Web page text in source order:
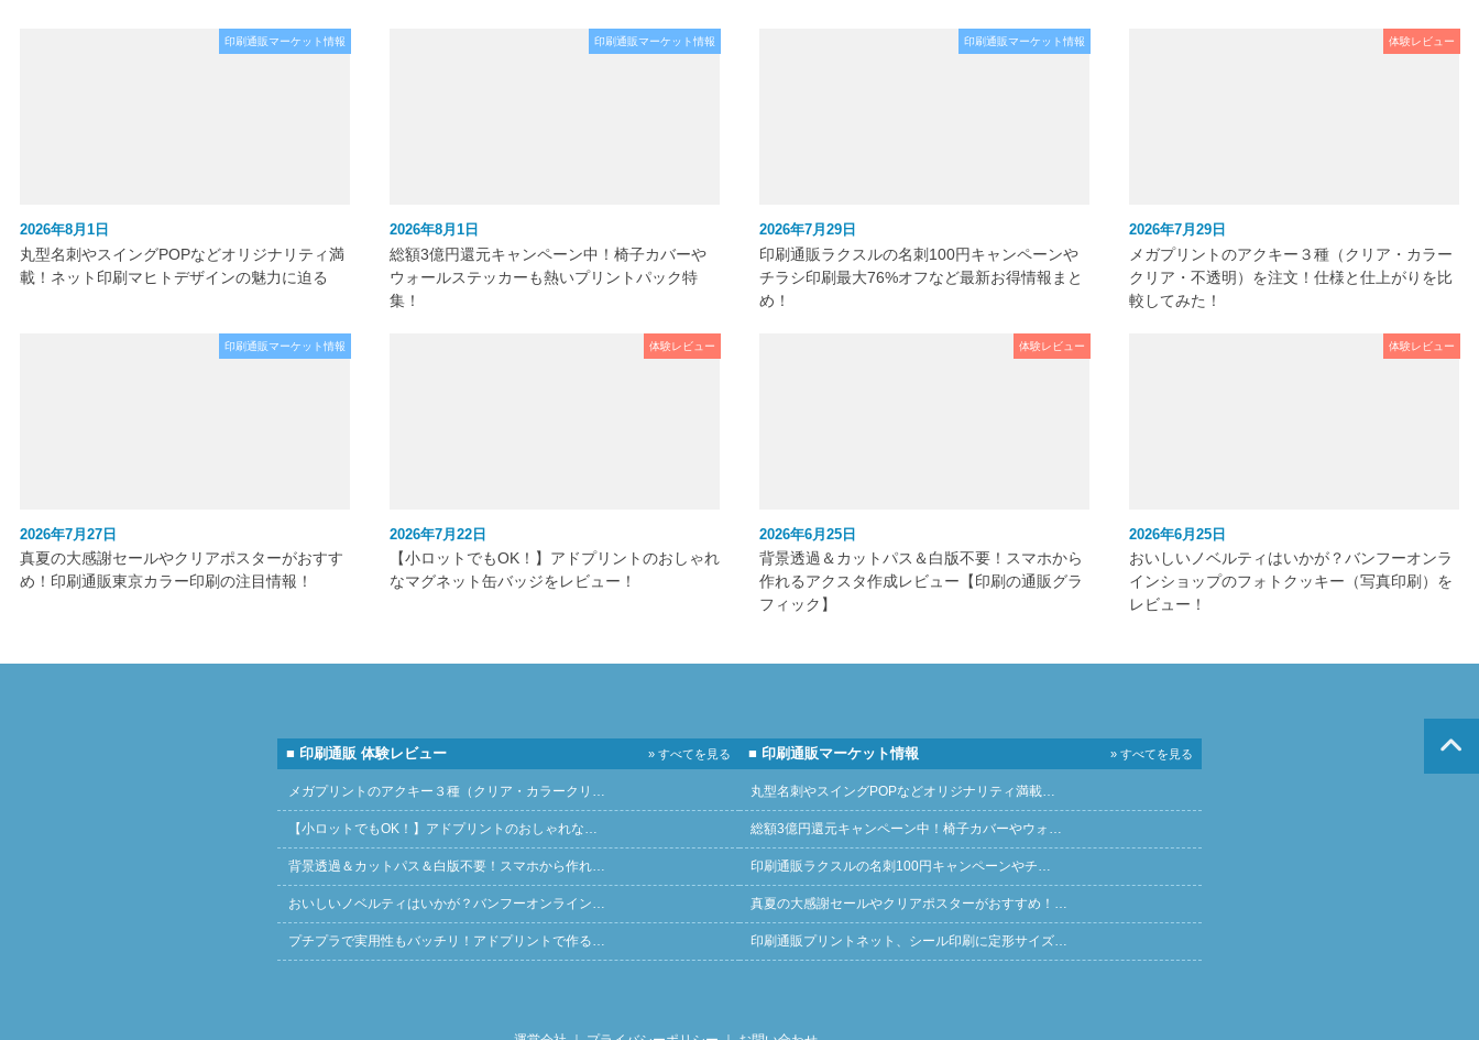
印刷通販マーケット情報
2026年8月1日
丸型名刺やスイングPOPなどオリジナリティ満
載！ネット印刷マヒトデザインの魅力に迫る
印刷通販マーケット情報
2026年8月1日
総額3億円還元キャンペーン中！椅子カバーや
ウォールステッカーも熱いプリントパック特
集！
印刷通販マーケット情報
2026年7月29日
印刷通販ラクスルの名刺100円キャンペーンや
チラシ印刷最大76%オフなど最新お得情報まと
め！
体験レビュー
2026年7月29日
メガプリントのアクキー３種（クリア・カラー
クリア・不透明）を注文！仕様と仕上がりを比
較してみた！
印刷通販マーケット情報
2026年7月27日
真夏の大感謝セールやクリアポスターがおすす
め！印刷通販東京カラー印刷の注目情報！
体験レビュー
2026年7月22日
【小ロットでもOK！】アドプリントのおしゃれ
なマグネット缶バッジをレビュー！
体験レビュー
2026年6月25日
背景透過＆カットパス＆白版不要！スマホから
作れるアクスタ作成レビュー【印刷の通販グラ
フィック】
体験レビュー
2026年6月25日
おいしいノベルティはいかが？バンフーオンラ
インショップのフォトクッキー（写真印刷）を
レビュー！
■ 印刷通販 体験レビュー » すべてを見る
メガプリントのアクキー３種（クリア・カラークリ…
【小ロットでもOK！】アドプリントのおしゃれな…
背景透過＆カットパス＆白版不要！スマホから作れ…
おいしいノベルティはいかが？バンフーオンライン…
プチプラで実用性もバッチリ！アドプリントで作る…
■ 印刷通販マーケット情報 » すべてを見る
丸型名刺やスイングPOPなどオリジナリティ満載…
総額3億円還元キャンペーン中！椅子カバーやウォ…
印刷通販ラクスルの名刺100円キャンペーンやチ…
真夏の大感謝セールやクリアポスターがおすすめ！…
印刷通販プリントネット、シール印刷に定形サイズ…